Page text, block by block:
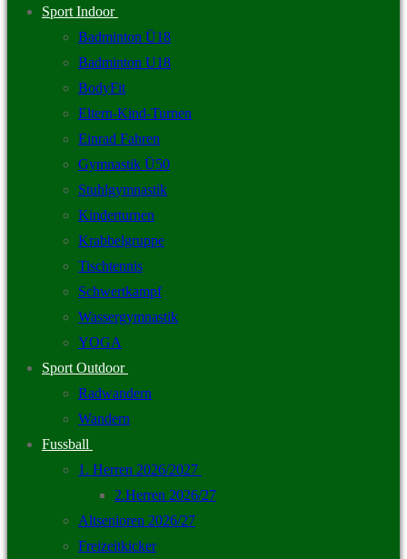
Sport Indoor
Badminton Ü18
Badminton U18
BodyFit
Eltern-Kind-Turnen
Einrad Fahren
Gymnastik Ü50
Stuhlgymnastik
Kinderturnen
Krabbelgruppe
Tischtennis
Schwertkampf
Wassergymnastik
YOGA
Sport Outdoor
Radwandern
Wandern
Fussball
1. Herren 2026/2027
2.Herren 2026/27
Altsenioren 2026/27
Freizeitkicker